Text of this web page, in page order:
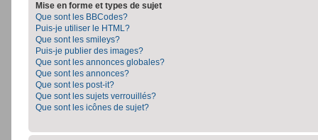
Mise en forme et types de sujet
Que sont les BBCodes?
Puis-je utiliser le HTML?
Que sont les smileys?
Puis-je publier des images?
Que sont les annonces globales?
Que sont les annonces?
Que sont les post-it?
Que sont les sujets verrouillés?
Que sont les icônes de sujet?